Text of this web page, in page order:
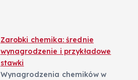
Zarobki chemika: średnie
wynagrodzenie i przykładowe
stawki
Wynagrodzenia chemików w